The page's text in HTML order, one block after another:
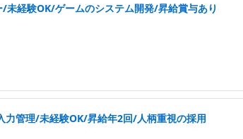
/未経験OK/ゲームのシステム開発/昇給賞与あり
力管理/未経験OK/昇給年2回/人柄重視の採用